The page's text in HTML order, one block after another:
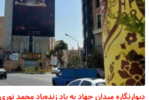
دیوارنگاره میدان جهاد به یاد زنده‌یاد محمد نوری